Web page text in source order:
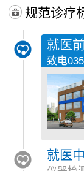
规范诊疗
就医前
致电
就医中